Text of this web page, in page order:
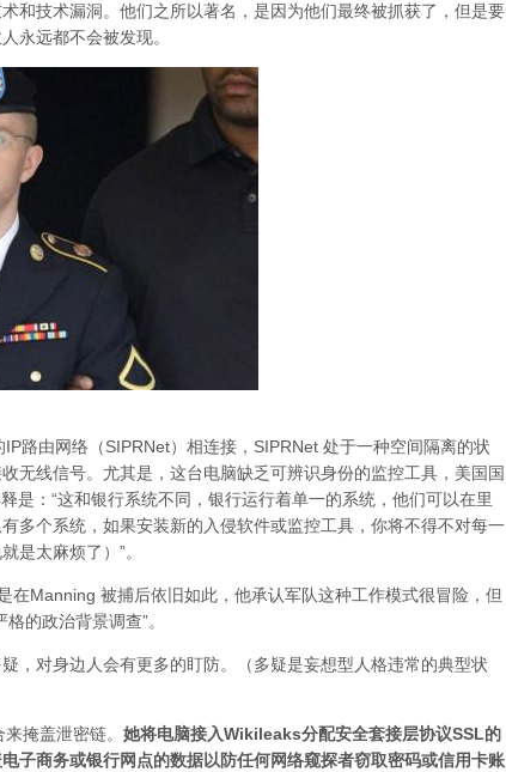
和技术漏洞。他们之所以著名，是因为他们最终被抓获了，但是要
永远都不会被发现。
路由网络（SIPRNet）相连接，SIPRNet 处于一种空间隔离的状
无线信号。尤其是，这台电脑缺乏可辨识身份的监控工具，美国国
是：“这和银行系统不同，银行运行着单一的系统，他们可以在里
多个系统，如果安装新的入侵软件或监控工具，你将不得不对每一
太麻烦了）”。
在Manning 被捕后依旧如此，他承认军队这种工作模式很冒险，但
的政治背景调查”。
，对身边人会有更多的盯防。（多疑是妄想型人格违常的典型状
掩盖泄密链。 她将电脑接入Wikileaks分配安全套接层协议SSL的
子商务或银行网点的数据以防任何网络窥探者窃取密码或信用卡账